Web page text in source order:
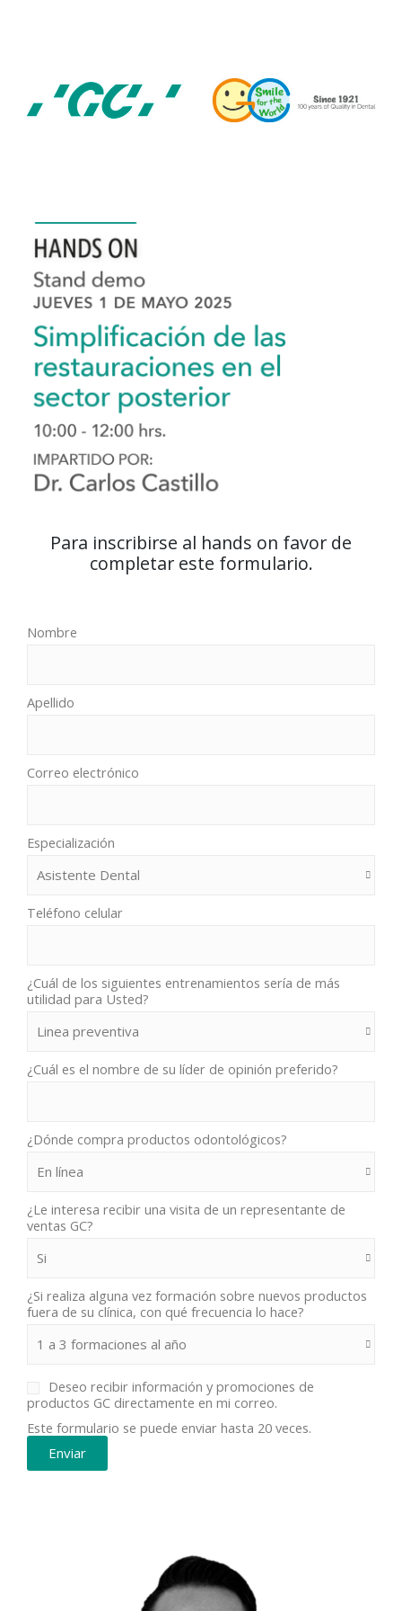
Para inscribirse al hands on favor de
completar este formulario.
Nombre
Apellido
Correo electrónico
Especialización
Teléfono celular
¿Cuál de los siguientes entrenamientos sería de más
utilidad para Usted?
¿Cuál es el nombre de su líder de opinión preferido?
¿Dónde compra productos odontológicos?
¿Le interesa recibir una visita de un representante de
ventas GC?
¿Si realiza alguna vez formación sobre nuevos productos
fuera de su clínica, con qué frecuencia lo hace?
Deseo recibir información y promociones de
productos GC directamente en mi correo.
Este formulario se puede enviar hasta 20 veces.